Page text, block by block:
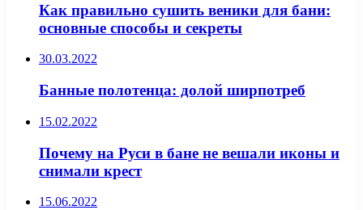
Как правильно сушить веники для бани:
основные способы и секреты
30.03.2022
Банные полотенца: долой ширпотреб
15.02.2022
Почему на Руси в бане не вешали иконы и
снимали крест
15.06.2022